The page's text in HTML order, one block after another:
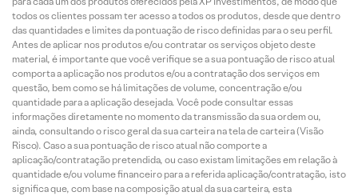
todos os clientes possam ter acesso a todos os produtos, desde que dentro
das quantidades e limites da pontuação de risco definidas para o seu perfil.
Antes de aplicar nos produtos e/ou contratar os serviços objeto deste
material, é importante que você verifique se a sua pontuação de risco atual
comporta a aplicação nos produtos e/ou a contratação dos serviços em
questão, bem como se há limitações de volume, concentração e/ou
quantidade para a aplicação desejada. Você pode consultar essas
informações diretamente no momento da transmissão da sua ordem ou,
ainda, consultando o risco geral da sua carteira na tela de carteira (Visão
Risco). Caso a sua pontuação de risco atual não comporte a
aplicação/contratação pretendida, ou caso existam limitações em relação à
quantidade e/ou volume financeiro para a referida aplicação/contratação, isto
significa que, com base na composição atual da sua carteira, esta